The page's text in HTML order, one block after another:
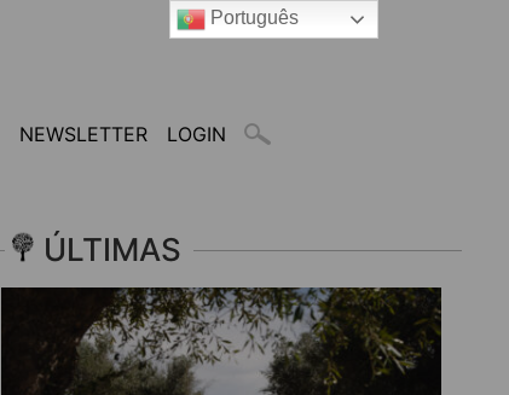
NEWSLETTER LOGIN
ÚLTIMAS
Português